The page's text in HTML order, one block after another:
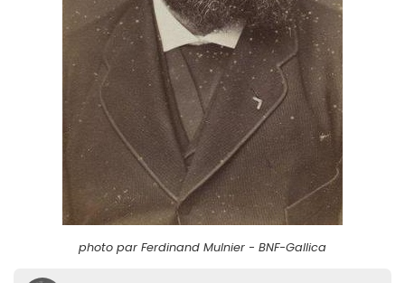
photo par Ferdinand Mulnier - BNF-Gallica